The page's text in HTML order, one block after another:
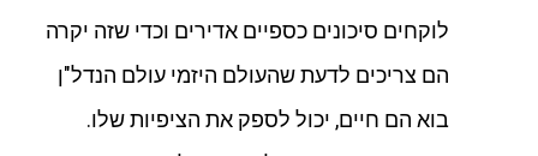
לוקחים סיכונים כספיים אדירים וכדי שזה יקרה
הם צריכים לדעת שהעולם היזמי עולם הנדל"ן
בוא הם חיים, יכול לספק את הציפיות שלו.